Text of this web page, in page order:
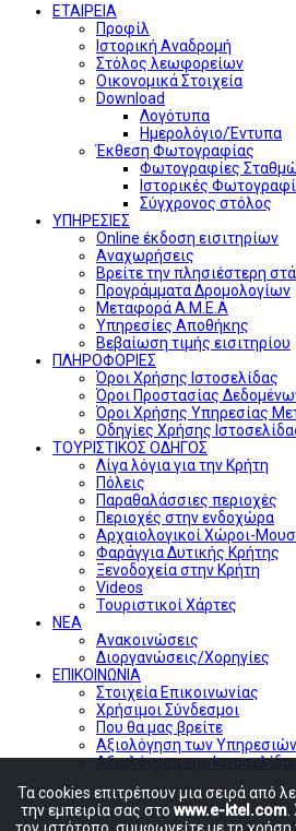
ΕΤΑΙΡΕΙΑ
Προφίλ
Ιστορική Αναδρομή
Στόλος λεωφορείων
Οικονομικά Στοιχεία
Download
Λογότυπα
Ημερολόγιο/Έντυπα
Έκθεση Φωτογραφίας
Φωτογραφίες
Ιστορικές
Σύγχρονος στόλος
ΥΠΗΡΕΣΙΕΣ
Online έκδοση εισιτηρίων
Αναχωρήσεις
Βρείτε την πλησιέστερη
Προγράμματα Δρομολογίων
Μεταφορά Α.Μ.Ε.Α
Υπηρεσίες Αποθήκης
Βεβαίωση τιμής εισιτηρίου
ΠΛΗΡΟΦΟΡΙΕΣ
Όροι Χρήσης Ιστοσελίδας
Όροι Προστασίας
Όροι Χρήσης Υπηρεσίας
Οδηγίες Χρήσης
ΤΟΥΡΙΣΤΙΚΟΣ ΟΔΗΓΟΣ
Λίγα λόγια για την Κρήτη
Πόλεις
Παραθαλάσσιες περιοχές
Περιοχές στην ενδοχώρα
Αρχαιολογικοί Χώροι-
Φαράγγια Δυτικής Κρήτης
Ξενοδοχεία στην Κρήτη
Videos
Τουριστικοί Χάρτες
ΝΕΑ
Ανακοινώσεις
Διοργανώσεις/Χορηγίες
ΕΠΙΚΟΙΝΩΝΙΑ
Στοιχεία Επικοινωνίας
Χρήσιμοι Σύνδεσμοι
Που θα μας βρείτε
Αξιολόγηση των
Αξιολόγηση της
Τα cookies επιτρέπουν μια σειρά από
την εμπειρία σας στο www.e-ktel.com